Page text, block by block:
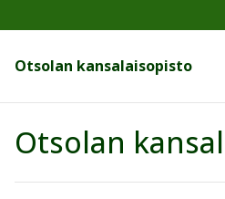
Otsolan kansalaisopisto
Otsolan